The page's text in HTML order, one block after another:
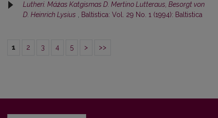
Lutheri. Máźas Katgismas D. Mertino Lutteraus, Besorgt von
D. Heinrich Lysius
Baltistica: Vol. 29 No. 1 (1994): Baltistica
1 2 3 4 5 > >>